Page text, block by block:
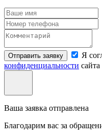
Отправить заявку Я
конфиденциальности сайта
Ваша заявка отправлена
Благодарим вас за